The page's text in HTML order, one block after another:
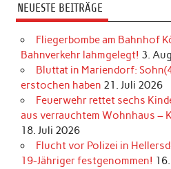
NEUESTE BEITRÄGE
Fliegerbombe am Bahnhof
Bahnverkehr lahmgelegt! 3.
Bluttat in Mariendorf:
erstochen haben 21. Juli 2026
Feuerwehr rettet sechs
aus verrauchtem Wohnhaus –
18. Juli 2026
Flucht vor Polizei in
19-Jähriger festgenommen!